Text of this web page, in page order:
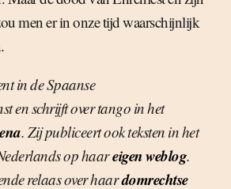
men er in onze tijd waarschijnlijk
in de Spaanse
en schrijft over tango in het
. Zij publiceert ook teksten in het
op haareigen weblog.
relaas over haardomrechtse